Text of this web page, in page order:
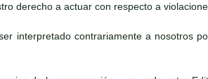
derecho a actuar con respecto a
interpretado contrariamente a nosotros